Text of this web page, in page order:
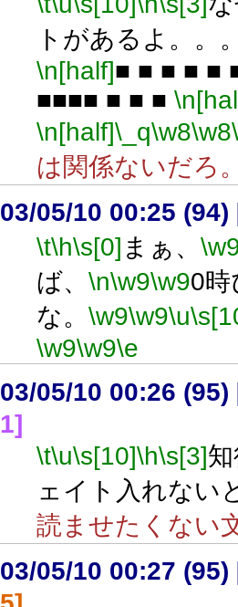
トがあるよ。。
\n[half]■ ■ ■ ■ ■
■■■■ ■ ■ ■
\n[half]\_q\w8\w8
は関係ないだろ
03/05/10 00:25 (94)
\t\h\s[0] まぁ、
ば、 \n\w9\w90
な。 \w9\w9\u
\w9\w9\e
03/05/10 00:26 (95)
1]
\t\u\s[10]\h\s[3]
ェイト入れない
読ませたくない
03/05/10 00:27 (95)